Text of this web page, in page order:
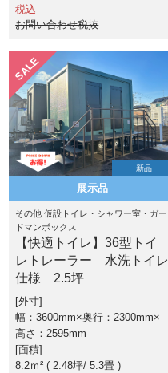
税込
お問い合わせ税抜
新品
SALE
展示品
その他 仮設トイレ・シャワー室・ガー
ドマンボックス
【快適トイレ】36型トイ
レトレーラー 水洗トイレ
仕様 2.5坪
外寸
幅：3600mm×奥行：2300mm×
高さ：2595mm
面積
8.2ｍ² ( 2.48坪 5.3畳 )